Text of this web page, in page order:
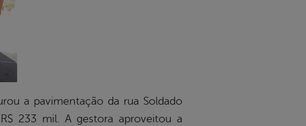
a pavimentação da rua Soldado
233 mil. A gestora aproveitou a